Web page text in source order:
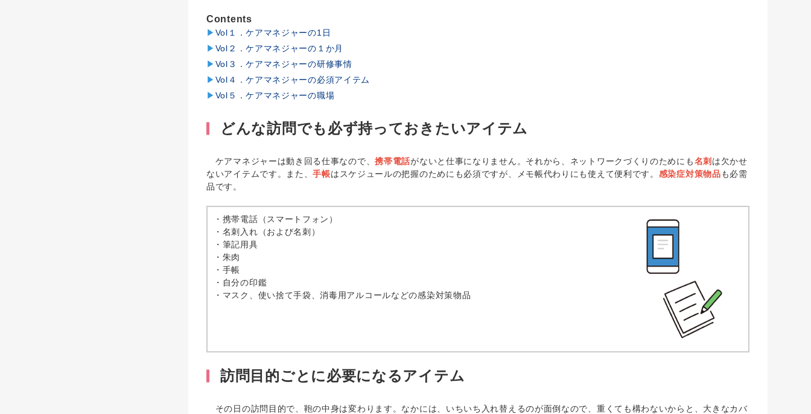
Contents
▶ Vol１．ケアマネジャーの1日
▶ Vol２．ケアマネジャーの１か月
▶ Vol３．ケアマネジャーの研修事情
▶ Vol４．ケアマネジャーの必須アイテム
▶ Vol５．ケアマネジャーの職場
どんな訪問でも必ず持っておきたいアイテム
ケアマネジャーは動き回る仕事なので、携帯電話がないと仕事になりません。それから、ネットワークづくりのためにも名刺 は欠かせ
ないアイテムです。また、手帳はスケジュールの把握のためにも必須ですが、メモ帳代わりにも使えて便利です。 感染症対策物品も必需
品です。
・携帯電話（スマートフォン）
・名刺入れ（および名刺）
・筆記用具
・朱肉
・手帳
・自分の印鑑
・マスク、使い捨て手袋、消毒用アルコールなどの感染対策物品
訪問目的ごとに必要になるアイテム
その日の訪問目的で、鞄の中身は変わります。なかには、いちいち入れ替えるのが面倒なので、重くても構わないからと、大きなカバ